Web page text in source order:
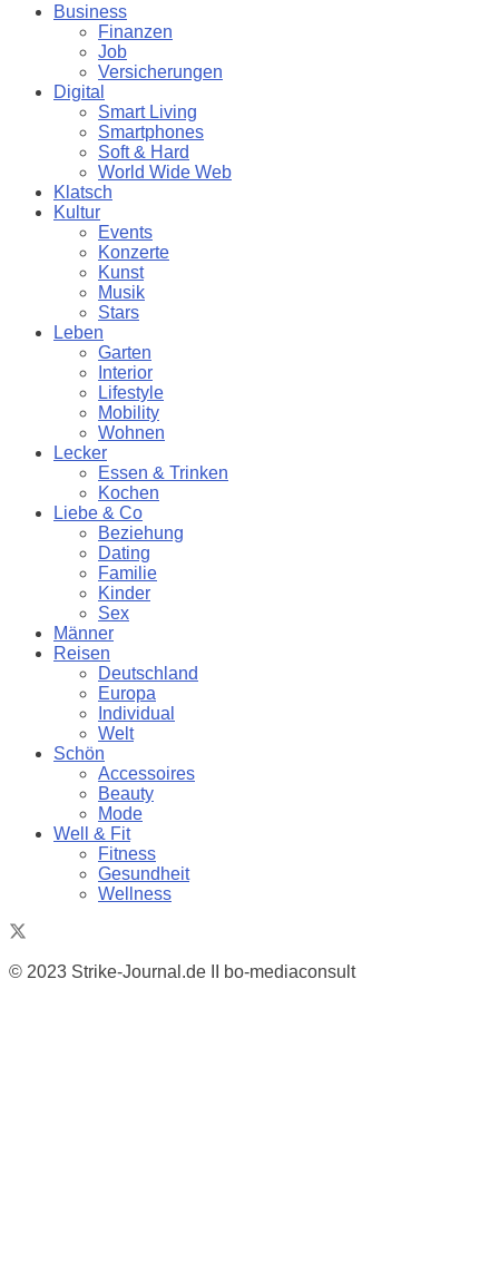
Business
Finanzen
Job
Versicherungen
Digital
Smart Living
Smartphones
Soft & Hard
World Wide Web
Klatsch
Kultur
Events
Konzerte
Kunst
Musik
Stars
Leben
Garten
Interior
Lifestyle
Mobility
Wohnen
Lecker
Essen & Trinken
Kochen
Liebe & Co
Beziehung
Dating
Familie
Kinder
Sex
Männer
Reisen
Deutschland
Europa
Individual
Welt
Schön
Accessoires
Beauty
Mode
Well & Fit
Fitness
Gesundheit
Wellness
© 2023 Strike-Journal.de II bo-mediaconsult